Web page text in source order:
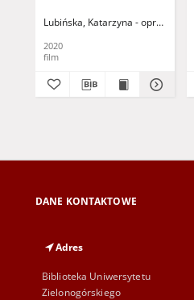
Lubińska, Katarzyna - oprac.
2020
film
DANE KONTAKTOWE
Adres
Biblioteka Uniwersytetu
Zielonogórskiego